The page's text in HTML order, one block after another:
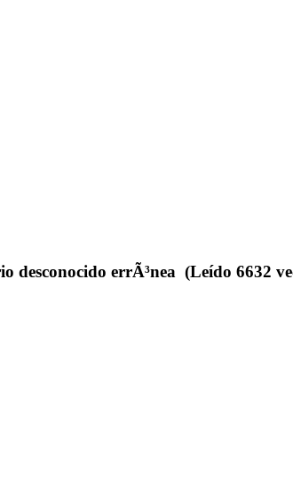
desconocido errÃ³nea (Leído 6632